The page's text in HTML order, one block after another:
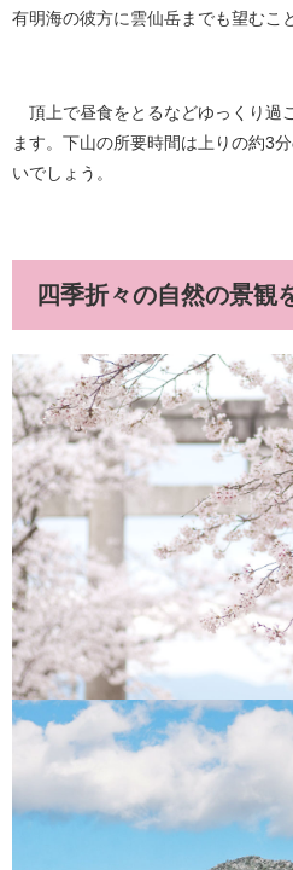
有明海の彼方に雲仙岳までも望むこ
頂上で昼食をとるなどゆっくり過
ます。下山の所要時間は上りの約3
いでしょう。
四季折々の自然の景観